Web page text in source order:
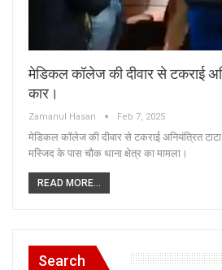
मेडिकल कॉलेज की दीवार से टकराई
कार।
Zamanul Hasan Feb 7, 2025
मेडिकल कॉलेज की दीवार से टकराई अनियंत्रित टाटा
मस्जिद के पास चौक थाना क्षेत्र का मामला।
READ MORE...
Search